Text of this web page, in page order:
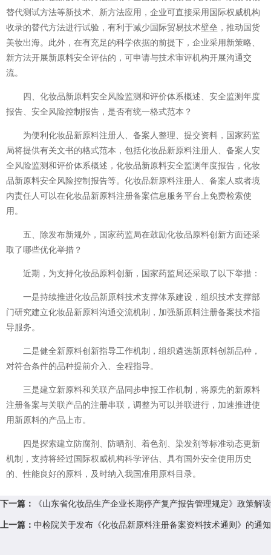
替代测试方法等新技术、新方法应用，企业可直接采用国际权威机构
收录的替代方法进行试验，有利于减少国际贸易技术壁垒，推动国货
美妆出海。此外，在有充足的科学依据的前提下，企业采用新策略、
新方法开展新原料安全评估的，可申请与技术审评机构开展沟通交
流。
四、化妆品新原料安全风险监测和评价体系概述、安全监测年度
报告、安全风险控制报告，是否有统一格式范本？
为便利化妆品新原料注册人、备案人整理、提交资料，国家药监
局将提供有关文书的格式范本，包括化妆品新原料注册人、备案人安
全风险监测和评价体系概述，化妆品新原料安全监测年度报告，化妆
品新原料安全风险控制报告等。化妆品新原料注册人、备案人或者境
内责任人可以在化妆品新原料注册备案信息服务平台上免费检索使
用。
五、除发布新规外，国家药监局在鼓励化妆品原料创新方面还采
取了哪些优化举措？
近期，为支持化妆品原料创新，国家药监局还采取了以下举措：
一是持续推进化妆品新原料技术支撑体系建设，组织技术支撑部
门研究建立化妆品新原料沟通交流机制，加强新原料注册备案技术指
导服务。
二是健全新原料创新指导工作机制，组织遴选新原料创新品种，
对符合条件的品种提前介入、全程指导。
三是建立新原料和关联产品同步申报工作机制，将原先的新原料
注册备案与关联产品的注册串联，调整为可以并联进行，加速推进使
用新原料的产品上市。
四是探索建立防腐剂、防晒剂、着色剂、染发剂等标准动态更新
机制，支持将经过国际权威机构科学评估、具有国外安全使用历史
的、性能良好的原料，及时纳入我国准用原料目录。
下一篇：
《山东省化妆品生产企业长期停产复产报告管理规定》政策解读
上一篇： 中检院关于发布《化妆品新原料注册备案资料技术通则》的通知